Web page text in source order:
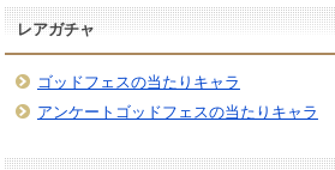
レアガチャ
ゴッドフェスの当たりキャラ
アンケートゴッドフェスの当たりキャラ